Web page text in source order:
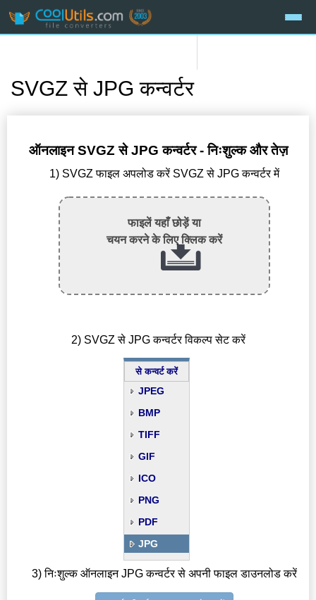
SVGZ से JPG कन्वर्टर
ऑनलाइन SVGZ से JPG कन्वर्टर - निःशुल्क और तेज़
1) SVGZ फाइल अपलोड करें SVGZ से JPG कन्वर्टर में
फाइलें यहाँ छोड़ें या
चयन करने के लिए क्लिक करें
2) SVGZ से JPG कन्वर्टर विकल्प सेट करें
से कन्वर्ट करें
JPEG
BMP
TIFF
GIF
ICO
PNG
PDF
JPG
3) निःशुल्क ऑनलाइन JPG कन्वर्टर से अपनी फाइल डाउनलोड करें